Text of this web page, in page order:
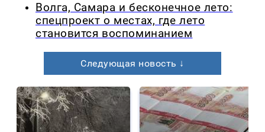
Волга, Самара и бесконечное лето:
спецпроект о местах, где лето
становится воспоминанием
Следующая новость ↓